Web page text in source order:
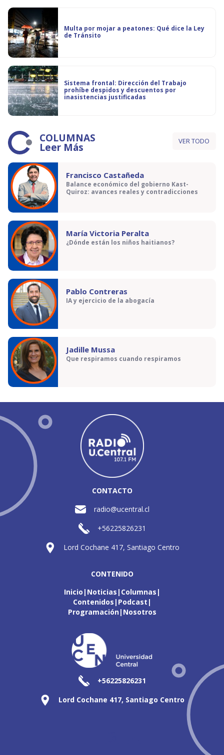
Multa por mojar a peatones: Qué dice la Ley
de Tránsito
Sistema frontal: Dirección del Trabajo
prohíbe despidos y descuentos por
inasistencias justificadas
COLUMNAS
Leer Más VER TODO
Francisco Castañeda
Balance económico del gobierno Kast-
Quiroz: avances reales y contradicciones
María Victoria Peralta
¿Dónde están los niños haitianos?
Pablo Contreras
IA y ejercicio de la abogacía
Jadille Mussa
Que respiramos cuando respiramos
CONTACTO
radio@ucentral.cl
+56225826231
Lord Cochane 417, Santiago Centro
CONTENIDO
Inicio Noticias Columnas
Contenidos Podcast
Programación Nosotros
+56225826231
Lord Cochane 417, Santiago Centro